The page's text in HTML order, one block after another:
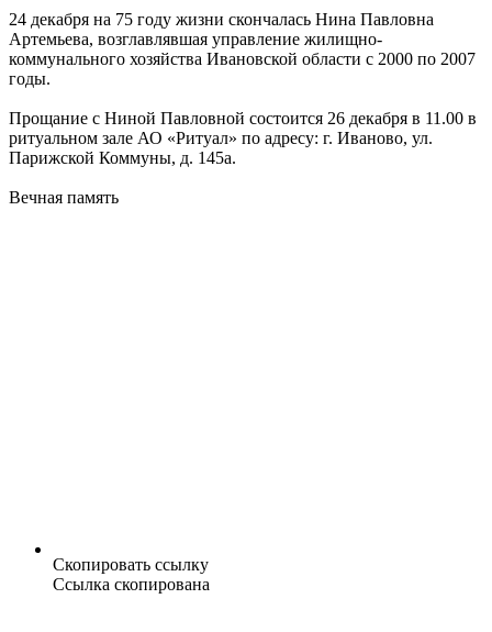
24 декабря на 75 году жизни скончалась Нина Павловна
Артемьева, возглавлявшая управление жилищно-
коммунального хозяйства Ивановской области с 2000 по 2007
годы.
Прощание с Ниной Павловной состоится 26 декабря в 11.00 в
ритуальном зале АО «Ритуал» по адресу: г. Иваново, ул.
Парижской Коммуны, д. 145а.
Вечная память
Скопировать ссылку
Ссылка скопирована